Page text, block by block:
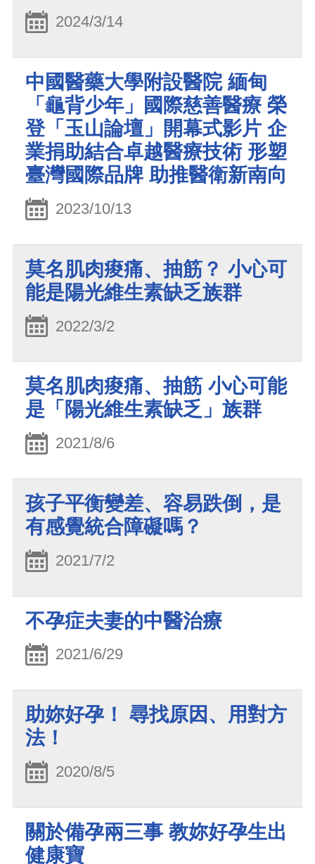
2024/3/14
中國醫藥大學附設醫院 緬甸
「龜背少年」國際慈善醫療 榮
登「玉山論壇」開幕式影片 企
業捐助結合卓越醫療技術 形塑
臺灣國際品牌 助推醫衛新南向
2023/10/13
莫名肌肉痠痛、抽筋？ 小心可
能是陽光維生素缺乏族群
2022/3/2
莫名肌肉痠痛、抽筋 小心可能
是「陽光維生素缺乏」族群
2021/8/6
孩子平衡變差、容易跌倒，是
有感覺統合障礙嗎？
2021/7/2
不孕症夫妻的中醫治療
2021/6/29
助妳好孕！ 尋找原因、用對方
法！
2020/8/5
關於備孕兩三事 教妳好孕生出
健康寶